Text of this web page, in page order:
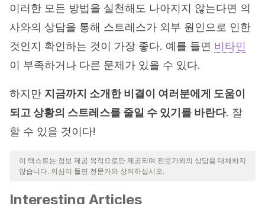
이러한 모든 방법을 실천해도 나아지지 않는다면 의
사와의 상담을 통해 스트레스가 외부 원인으로 인한
것인지 확인하는 것이 가장 좋다. 예를 들면 비타민
이 부족하거나 다른 문제가 있을 수 있다.
하지만 지금까지 소개한 비결이 여러분에게 도움이
되고 상황의 스트레스를 줄일 수 있기를 바란다. 잘
할 수 있을 것이다!
이 텍스트는 정보 제공 목적으로만 제공되며 전문가와의 상담을 대체하지
않습니다. 의심이 들면 전문가와 상의하십시오.
Interesting Articles